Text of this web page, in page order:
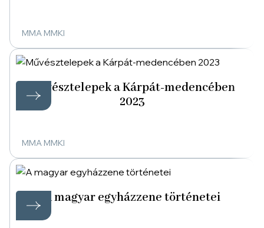
MMA MMKI
Művésztelepek a Kárpát-medencében
2023
MMA MMKI
A magyar egyházzene történetei